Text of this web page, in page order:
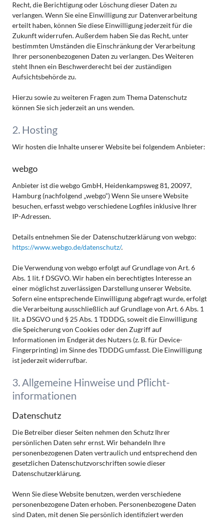
Recht, die Berichtigung oder Löschung dieser Daten zu
verlangen. Wenn Sie eine Einwilligung zur Datenverarbeitung
erteilt haben, können Sie diese Einwilligung jederzeit für die
Zukunft widerrufen. Außerdem haben Sie das Recht, unter
bestimmten Umständen die Einschränkung der Verarbeitung
Ihrer personenbezogenen Daten zu verlangen. Des Weiteren
steht Ihnen ein Beschwerderecht bei der zuständigen
Aufsichtsbehörde zu.
Hierzu sowie zu weiteren Fragen zum Thema Datenschutz
können Sie sich jederzeit an uns wenden.
2. Hosting
Wir hosten die Inhalte unserer Website bei folgendem Anbieter:
webgo
Anbieter ist die webgo GmbH, Heidenkampsweg 81, 20097,
Hamburg (nachfolgend „webgo“) Wenn Sie unsere Website
besuchen, erfasst webgo verschiedene Logfiles inklusive Ihrer
IP-Adressen.
Details entnehmen Sie der Datenschutzerklärung von webgo:
https://www.webgo.de/datenschutz/.
Die Verwendung von webgo erfolgt auf Grundlage von Art. 6
Abs. 1 lit. f DSGVO. Wir haben ein berechtigtes Interesse an
einer möglichst zuverlässigen Darstellung unserer Website.
Sofern eine entsprechende Einwilligung abgefragt wurde, erfolgt
die Verarbeitung ausschließlich auf Grundlage von Art. 6 Abs. 1
lit. a DSGVO und § 25 Abs. 1 TDDDG, soweit die Einwilligung
die Speicherung von Cookies oder den Zugriff auf
Informationen im Endgerät des Nutzers (z. B. für Device-
Fingerprinting) im Sinne des TDDDG umfasst. Die Einwilligung
ist jederzeit widerrufbar.
3. Allgemeine Hinweise und Pflicht­
informationen
Datenschutz
Die Betreiber dieser Seiten nehmen den Schutz Ihrer
persönlichen Daten sehr ernst. Wir behandeln Ihre
personenbezogenen Daten vertraulich und entsprechend den
gesetzlichen Datenschutzvorschriften sowie dieser
Datenschutzerklärung.
Wenn Sie diese Website benutzen, werden verschiedene
personenbezogene Daten erhoben. Personenbezogene Daten
sind Daten, mit denen Sie persönlich identifiziert werden